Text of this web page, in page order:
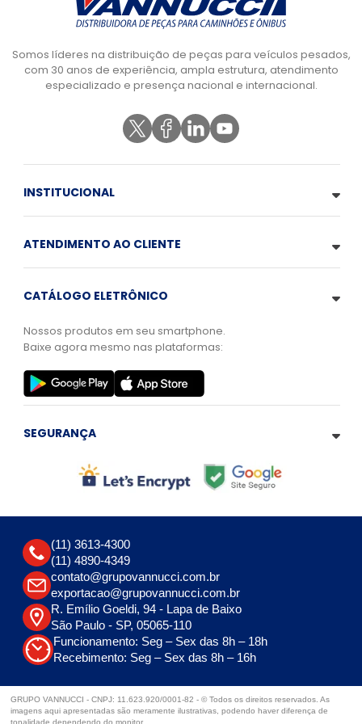
Somos líderes na distribuição de peças para veículos pesados,
com 30 anos de experiência, ampla estrutura, atendimento
especializado e presença nacional e internacional.
INSTITUCIONAL
ATENDIMENTO AO CLIENTE
CATÁLOGO ELETRÔNICO
Nossos produtos em seu smartphone.
Baixe agora mesmo nas plataformas:
SEGURANÇA
(11) 3613-4300
(11) 4890-4349
contato@grupovannucci.com.br
exportacao@grupovannucci.com.br
R. Emílio Goeldi, 94 - Lapa de Baixo
São Paulo - SP, 05065-110
Funcionamento: Seg – Sex das 8h – 18h
Recebimento: Seg – Sex das 8h – 16h
GRUPO VANNUCCI - CNPJ: 11.623.920/0001-82 - © Todos os direitos reservados. As
imagens aqui apresentadas são meramente ilustrativas, podendo haver diferença de